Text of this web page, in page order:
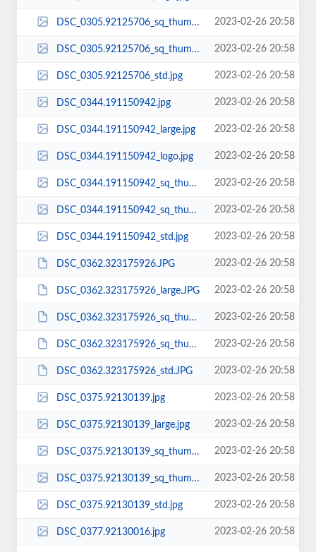
DSC_0305.92125706_sq_thumb_m.jpg 2023-02-26 20:58
DSC_0305.92125706_sq_thumb_s.jpg 2023-02-26 20:58
DSC_0305.92125706_std.jpg 2023-02-26 20:58
DSC_0344.191150942.jpg 2023-02-26 20:58
DSC_0344.191150942_large.jpg 2023-02-26 20:58
DSC_0344.191150942_logo.jpg 2023-02-26 20:58
DSC_0344.191150942_sq_thumb_m.jpg 2023-02-26 20:58
DSC_0344.191150942_sq_thumb_s.jpg 2023-02-26 20:58
DSC_0344.191150942_std.jpg 2023-02-26 20:58
DSC_0362.323175926.JPG 2023-02-26 20:58
DSC_0362.323175926_large.JPG 2023-02-26 20:58
DSC_0362.323175926_sq_thumb_m.JPG 2023-02-26 20:58
DSC_0362.323175926_sq_thumb_s.JPG 2023-02-26 20:58
DSC_0362.323175926_std.JPG 2023-02-26 20:58
DSC_0375.92130139.jpg 2023-02-26 20:58
DSC_0375.92130139_large.jpg 2023-02-26 20:58
DSC_0375.92130139_sq_thumb_m.jpg 2023-02-26 20:58
DSC_0375.92130139_sq_thumb_s.jpg 2023-02-26 20:58
DSC_0375.92130139_std.jpg 2023-02-26 20:58
DSC_0377.92130016.jpg 2023-02-26 20:58